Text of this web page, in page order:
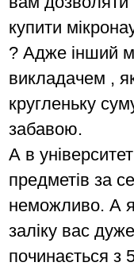
купити
? Адже інший
викладачем ,
кругленьку
забавою.
А в
предметів за
неможливо. А
заліку вас
починається з